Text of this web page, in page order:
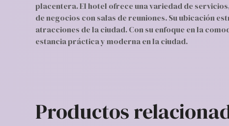
placentera. El hotel ofrece una variedad de
de negocios con salas de reuniones. Su ubicación
atracciones de la ciudad. Con su enfoque en la
estancia práctica y moderna en la ciudad.
Productos